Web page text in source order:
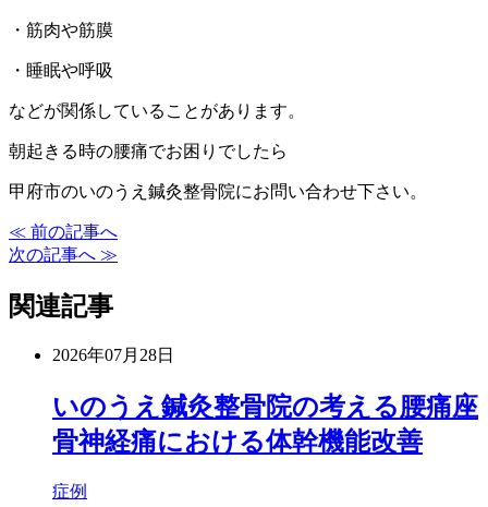
・筋肉や筋膜
・睡眠や呼吸
などが関係していることがあります。
朝起きる時の腰痛でお困りでしたら
甲府市のいのうえ鍼灸整骨院にお問い合わせ下さい。
≪ 前の記事へ
次の記事へ ≫
関連記事
2026年07月28日
いのうえ鍼灸整骨院の考える腰痛座
骨神経痛における体幹機能改善
症例